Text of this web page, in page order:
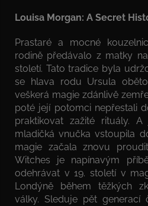
Louisa Morgan: A Secret
Prastaré a mocné
rodině předávalo z matky
století. Tato tradice byla
se hlava rodu Ursula
veškerá magie zdánlivě
poté její potomci nepřestali
praktikovat zažité rituály.
mladičká vnučka vstoupila
magie začala znovu
Witches je napínavým
odehrávat v 19. století v
Londýně během těžkých
války. Sleduje pět generací